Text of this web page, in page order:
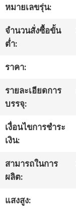
โรงงาน
ควบคุม
คุณภาพ
ติดต่อ
หมายเลขรุ่น:
จำนวนสั่งซื้อขั้น
ต่ำ:
ราคา:
รายละเอียดการ
บรรจุ:
เงื่อนไขการชำระ
เงิน:
สามารถในการ
ผลิต:
แสงสูง: